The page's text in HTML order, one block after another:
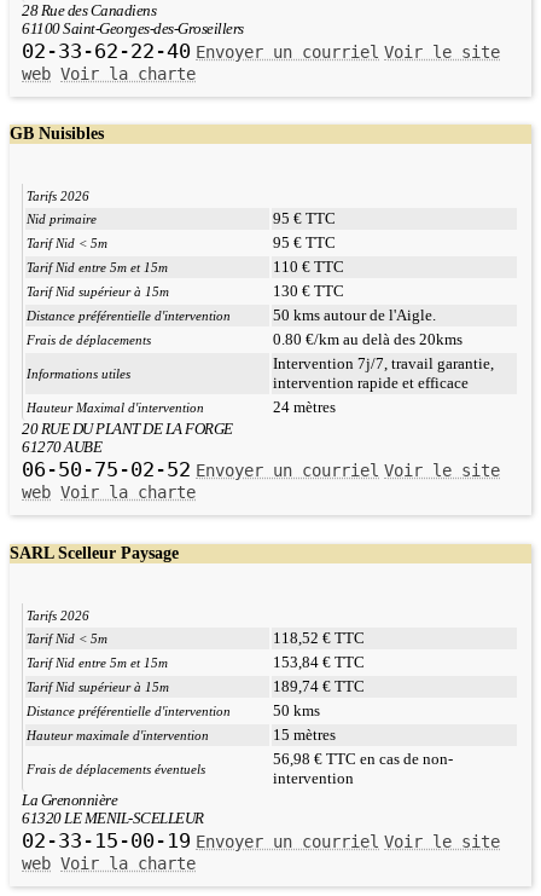
28 Rue des Canadiens
61100 Saint-Georges-des-Groseillers
02-33-62-22-40 Envoyer un courriel Voir le site
web Voir la charte
GB Nuisibles
Tarifs 2026
Nid primaire
95 € TTC
Tarif Nid < 5m 95 € TTC
Tarif Nid entre 5m et 15m 110 € TTC
Tarif Nid supérieur à 15m 130 € TTC
Distance préférentielle d'intervention 50 kms autour de l'Aigle.
Frais de déplacements 0.80 €/km au delà des 20kms
Informations utiles
Intervention 7j/7, travail garantie,
intervention rapide et efficace
Hauteur Maximal d'intervention 24 mètres
20 RUE DU PLANT DE LA FORGE
61270 AUBE
06-50-75-02-52 Envoyer un courriel Voir le site
web Voir la charte
SARL Scelleur Paysage
Tarifs 2026
Tarif Nid < 5m
118,52 € TTC
Tarif Nid entre 5m et 15m 153,84 € TTC
Tarif Nid supérieur à 15m 189,74 € TTC
Distance préférentielle d'intervention 50 kms
Hauteur maximale d'intervention 15 mètres
Frais de déplacements éventuels
56,98 € TTC en cas de non-
intervention
La Grenonnière
61320 LE MENIL-SCELLEUR
02-33-15-00-19 Envoyer un courriel Voir le site
web Voir la charte